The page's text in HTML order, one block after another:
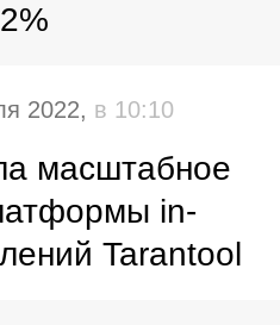
2022, в 10:10
масштабное
in-
Tarantool